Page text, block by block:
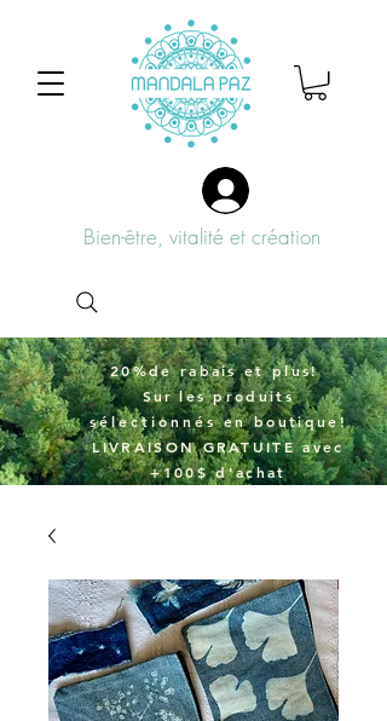
Bien-être, vitalité et création
20%de rabais et plus!
Surles produits
sélectionnésen boutique!
LIVRAISON GRATUITE avec
+100$ d'achat